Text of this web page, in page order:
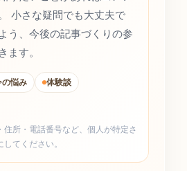
小さな疑問でも大丈夫で
う、今後の記事づくりの参
ます。
の悩み
体験談
所・電話番号など、個人が特定さ
てください。